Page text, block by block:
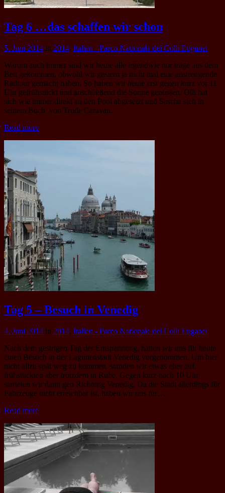
Tag 6 …das schaffen wir schon
5. Juni 2014 in 2014, Italien - Parco Nationale dei Colli Euganei
Warum auch immer sind wir heute alle irgendwie nur träge aus dem
Bett gekommen, obwohl wir gestern ja nicht mal eine anstrengende
Radtour gemacht haben. So haben wir heute erst gegen kurz vor 11
Uhr gefrühstückt und anschließend die Sonne genossen. Olli hat
sich wie immer direkt an den Pool abgesetzt und Sascha sich in
seinem Buch von Trude Caravan…
Read more
Tag 5 – Besuch in Venedig
4. Juni 2014 in 2014, Italien - Parco Nationale dei Colli Euganei
Nach dem gestrigen Tag der Entspannung, hatten wir uns für heute
einen Besuch in der Lagunenstadt Venedig vorgenommen. Um hier
nicht allzu spät weg zu kommen, standen wir etwas eher auf,
frühstückten aber trotzdem in Ruhe. Gegen kurz nach 10 Uhr
starteten wir dann gen Richtung Venedig. Da die Stadt allerdings für
Fahrzeuge nicht erreichbar ist, haben wir uns für…
Read more